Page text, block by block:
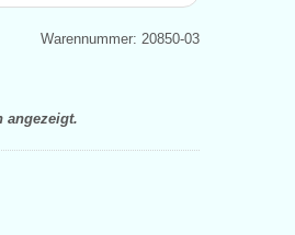
Warennummer: 20850-03
angezeigt.